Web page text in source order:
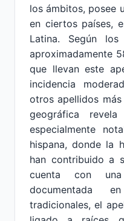
los ámbitos, posee
en ciertos países,
Latina. Según
aproximadamente
que llevan este
incidencia
otros apellidos
geográfica
especialmente
hispana, donde la
han contribuido a
cuenta con una
documentada
tradicionales, el